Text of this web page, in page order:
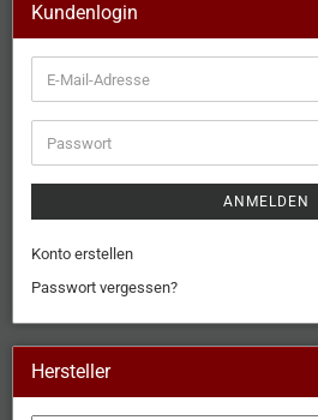
Kundenlogin
ANMELDEN
Konto erstellen
Passwort vergessen?
Hersteller